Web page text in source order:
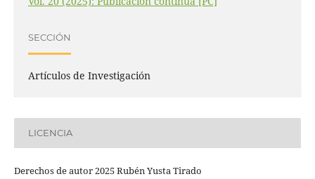
SECCIÓN
Artículos de Investigación
LICENCIA
Derechos de autor 2025 Rubén Yusta Tirado